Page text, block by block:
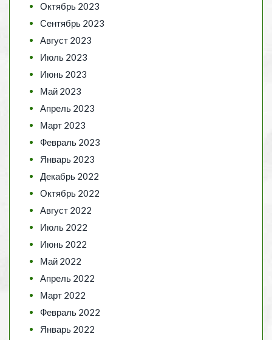
Октябрь 2023
Сентябрь 2023
Август 2023
Июль 2023
Июнь 2023
Май 2023
Апрель 2023
Март 2023
Февраль 2023
Январь 2023
Декабрь 2022
Октябрь 2022
Август 2022
Июль 2022
Июнь 2022
Май 2022
Апрель 2022
Март 2022
Февраль 2022
Январь 2022